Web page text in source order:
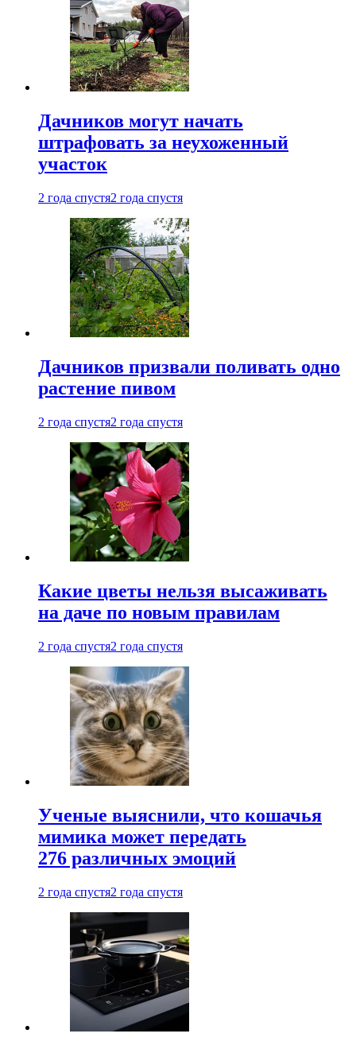
Дачников могут начать
штрафовать за неухоженный
участок
2 года спустя2 года спустя
Дачников призвали поливать одно
растение пивом
2 года спустя2 года спустя
Какие цветы нельзя высаживать
на даче по новым правилам
2 года спустя2 года спустя
Ученые выяснили, что кошачья
мимика может передать
276 различных эмоций
2 года спустя2 года спустя